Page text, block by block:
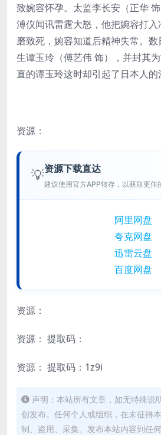
致婉容怀孕。太监李长安（正华
溥仪闻讯雷霆大怒，他把婉容打
磨致死，婉容知道后精神失常。
生谭玉玲（傅艺伟 饰），并封其
直的谭玉玲这时却引起了日本人
资源：
💡资源下载直达
建议使用官方APP转存，以获取更佳
阿里网盘
夸克网盘
迅雷云盘
百度网盘
资源：
资源： 提取码：
资源： 提取码：1z9i
声明：本站所有文章，如无特殊说
创发布。任何个人或组织，在未征得
制、盗用、采集、发布本站内容到任